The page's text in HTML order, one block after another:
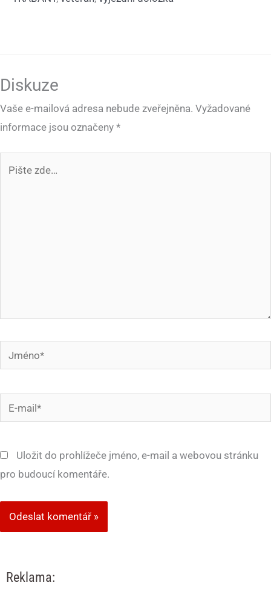
Diskuze
Vaše e-mailová adresa nebude zveřejněna. Vyžadované
informace jsou označeny *
Jméno*
mail*
Uložit do prohlížeče jméno, e-mail a webovou stránku
pro budoucí komentáře.
Reklama: